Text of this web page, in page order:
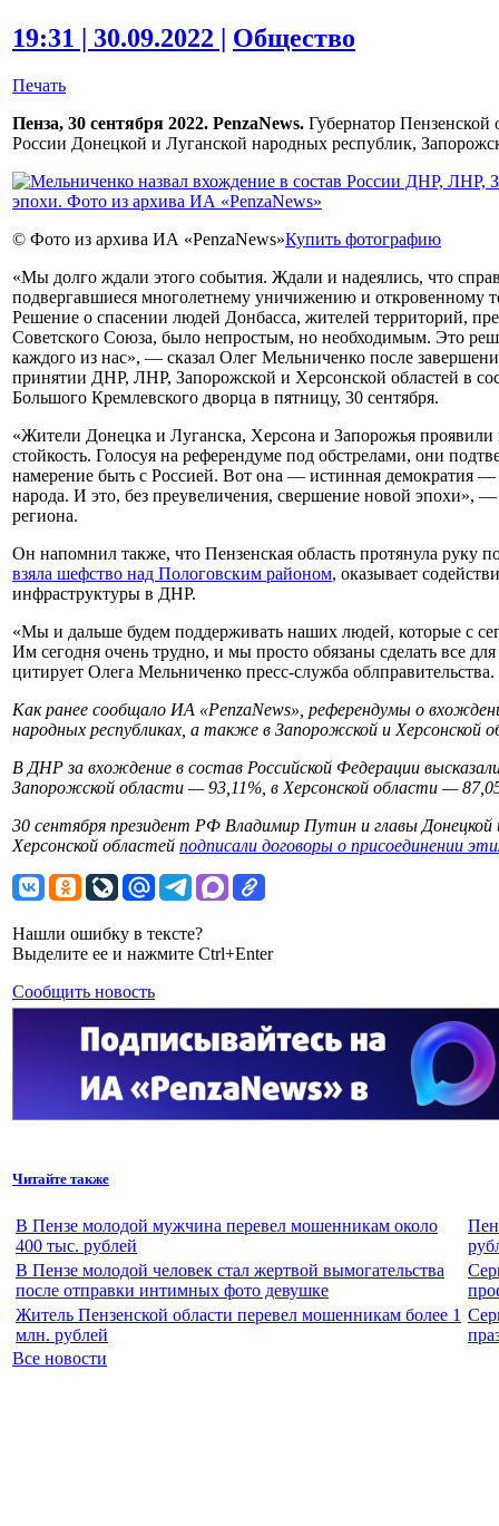
19:31 | 30.09.2022 | Общество
Печать
Пенза, 30 сентября 2022. PenzaNews. Губернатор Пензенской
России Донецкой и Луганской народных республик,
© Фото из архива ИА «PenzaNews»Купить фотографию
«Мы долго ждали этого события. Ждали и надеялись, что
подвергавшиеся многолетнему уничижению и откровенному
Решение о спасении людей Донбасса, жителей территорий,
Советского Союза, было непростым, но необходимым. Это
каждого из нас», — сказал Олег Мельниченко после
принятии ДНР, ЛНР, Запорожской и Херсонской областей в
Большого Кремлевского дворца в пятницу, 30 сентября.
«Жители Донецка и Луганска, Херсона и Запорожья проявили
стойкость. Голосуя на референдуме под обстрелами, они
намерение быть с Россией. Вот она — истинная демократия —
народа. И это, без преувеличения, свершение новой эпохи», —
региона.
Он напомнил также, что Пензенская область протянула руку
взяла шефство над Пологовским районом, оказывает
инфраструктуры в ДНР.
«Мы и дальше будем поддерживать наших людей, которые с
Им сегодня очень трудно, и мы просто обязаны сделать все
цитирует Олега Мельниченко пресс-служба облправительства.
Как ранее сообщало ИА «PenzaNews», референдумы о
народных республиках, а также в Запорожской и Херсонской
В ДНР за вхождение в состав Российской Федерации
Запорожской области — 93,11%, в Херсонской области —
30 сентября президент РФ Владимир Путин и главы Донецкой
Херсонской областей подписали договоры о присоединении
Нашли ошибку в тексте?
Выделите ее и нажмите Ctrl+Enter
Сообщить новость
Читайте также
В Пензе молодой мужчина перевел мошенникам около
400 тыс. рублей
В Пензе молодой человек стал жертвой вымогательства
после отправки интимных фото девушке
Житель Пензенской области перевел мошенникам более 1
млн. рублей
Все новости